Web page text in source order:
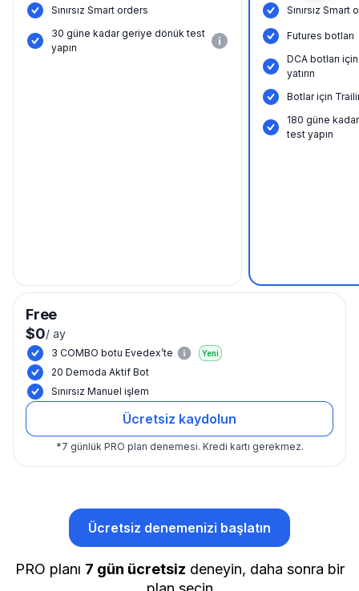
Sınırsız Smart orders
30 güne kadar geriye dönük test
yapın
Sınırsız Smart
Futures botları
DCA botları
yatırın
Botlar için
180 güne
test yapın
Free
$0/ ay
3 COMBO botu Evedex’te Yeni
20 Demoda Aktif Bot
Sınırsız Manuel işlem
Ücretsiz kaydolun
*7 günlük PRO plan denemesi. Kredi kartı gerekmez.
Ücretsiz denemenizi başlatın
PRO planı 7 gün ücretsiz deneyin, daha sonra bir